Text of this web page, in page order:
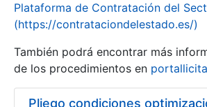
Plataforma de Contratación del
(https://contrataciondelestado.es/)
También podrá encontrar más
de los procedimientos en